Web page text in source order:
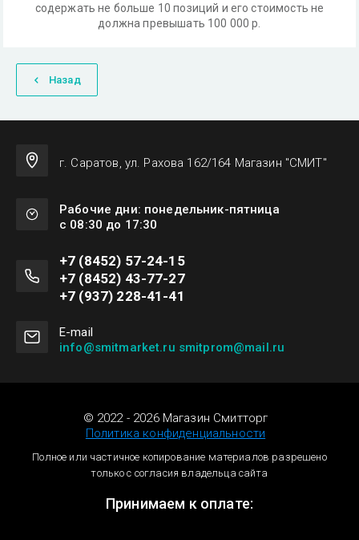
содержать не больше 10 позиций и его стоимость не
должна превышать 100 000 р.
Назад
г. Саратов, ул. Рахова 162/164 Магазин "СМИТ"
Рабочие дни: понедельник-пятница
с 08:30 до 17:30
+7 (8452) 57-24-15
+7 (8452) 43-77-27
+7 (937) 228-41-41
Е-mail
info@smitmarket.ru smitprom@mail.ru
© 2022 - 2026 Магазин Смитторг
Политика конфиденциальности
Полное или частичное копирование материалов разрешено
только с согласия владельца сайта
Принимаем к оплате: